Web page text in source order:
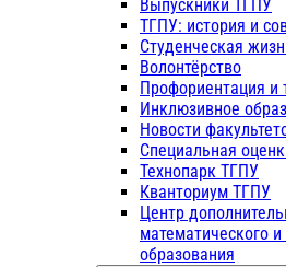
Выпускники ТГПУ
ТГПУ: история и
Студенческая
Волонтёрство
Профориентация и
Инклюзивное
Новости
Специальная
Технопарк ТГПУ
Кванториум ТГПУ
Центр
математического и
образования